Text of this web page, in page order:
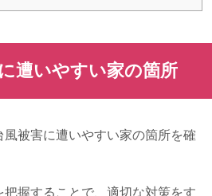
遭いやすい家の箇所
風被害に遭いやすい家の箇所を確
握することで、適切な対策をす